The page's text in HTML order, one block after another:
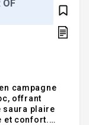
OF
campagne
offrant
saura plaire
et confort.